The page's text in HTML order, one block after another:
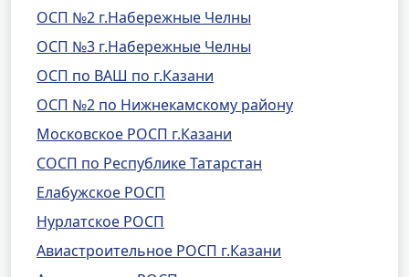
ОСП №2 г.Набережные Челны
ОСП №3 г.Набережные Челны
ОСП по ВАШ по г.Казани
ОСП №2 по Нижнекамскому району
Московское РОСП г.Казани
СОСП по Республике Татарстан
Елабужское РОСП
Нурлатское РОСП
Авиастроительное РОСП г.Казани